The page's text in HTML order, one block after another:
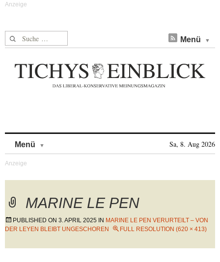
Suche nach: Menü
Menü Sa, 8. Aug 2026
MARINE LE PEN
PUBLISHED ON 3. APRIL 2025 IN MARINE LE PEN VERURTEILT – VON
DER LEYEN BLEIBT UNGESCHOREN
FULL RESOLUTION (620 × 413)